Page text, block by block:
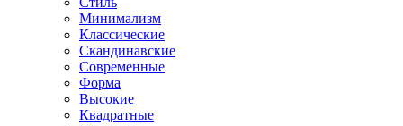
Минимализм
Классические
Скандинавские
Современные
Форма
Высокие
Квадратные